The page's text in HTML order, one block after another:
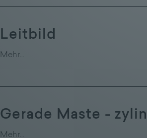
Leitbild
Mehr…
Gerade Maste -
Mehr…